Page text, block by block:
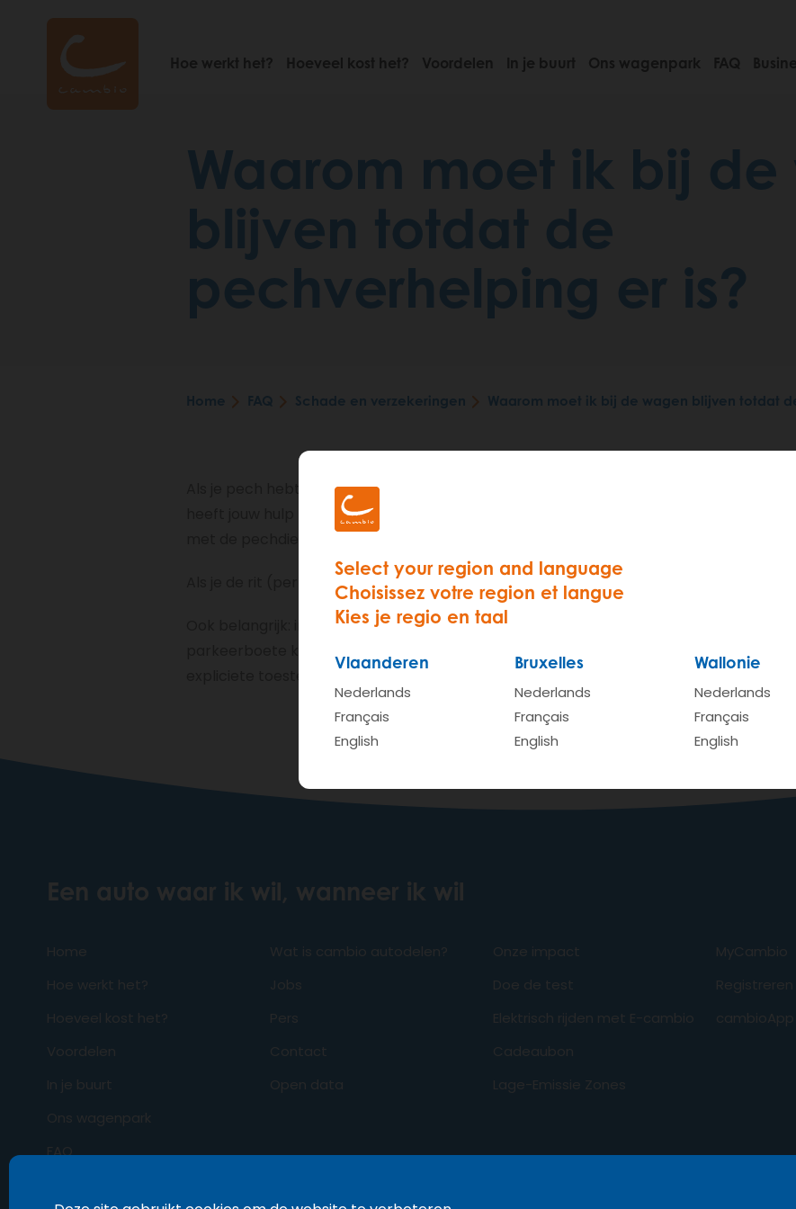
Select your region and language
Choisissez votre region et langue
Kies je regio en taal
Vlaanderen
Nederlands
Français
English
Bruxelles
Nederlands
Français
English
Wallonie
Nederlands
Français
English
Waarom moet ik bij
blijven totdat de
pechverhelping er is?
Home FAQ Schade en verzekeringen Waarom moet ik bij de wagen blijven totdat
Als je pech hebt, is het belangrijk om bij de wagen te blijven tot de pechverhelping
heeft jouw hulp nodig want jij staat in contact met cambio en houdt ons op de
Als je de rit (per ongeluk) hebt afgesloten, is de wagen geblokkeerd om opnieuw te
Ook belangrijk: indien je de wagen zou achterlaten op een niet-reglementaire
parkeerboete krijgen. Hiervoor blijf jij verantwoordelijk. Blijf daarom altijd bij de wagen
expliciete toestemming van cambio mag je het voertuig verlaten.
Een auto waar ik wil, wanneer ik wil
Home
Hoe werkt het?
Hoeveel kost het?
Voordelen
In je buurt
Ons wagenpark
FAQ
Wat is cambio autodelen?
Jobs
Pers
Contact
Open data
Onze impact
Doe de test
Elektrisch rijden met E-cambio
Cadeaubon
Lage-Emissie Zones
MyCambio
Registreren
cambioApp